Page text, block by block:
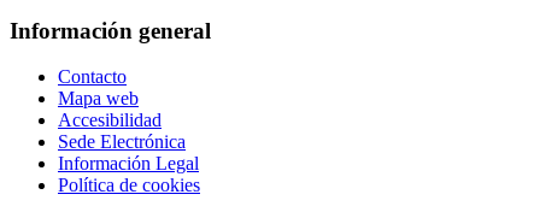
Información general
Contacto
Mapa web
Accesibilidad
Sede Electrónica
Información Legal
Política de cookies